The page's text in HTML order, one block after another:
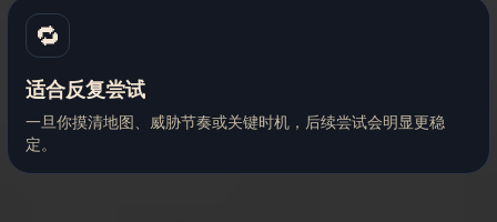
🔁
适合反复尝试
一旦你摸清地图、威胁节奏或关键时机，后续尝试会明显更稳
定。